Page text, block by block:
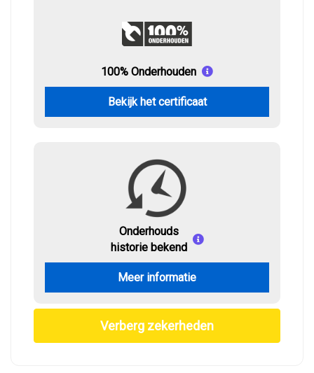
100% Onderhouden
Bekijk het certificaat
Onderhouds
historie bekend
Meer informatie
Verberg zekerheden